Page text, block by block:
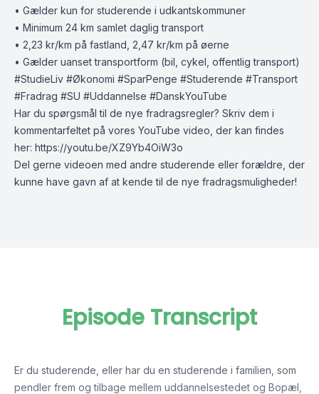
• Gælder kun for studerende i udkantskommuner
• Minimum 24 km samlet daglig transport
• 2,23 kr/km på fastland, 2,47 kr/km på øerne
• Gælder uanset transportform (bil, cykel, offentlig transport)
#StudieLiv #Økonomi #SparPenge #Studerende #Transport
#Fradrag #SU #Uddannelse #DanskYouTube
Har du spørgsmål til de nye fradragsregler? Skriv dem i
kommentarfeltet på vores YouTube video, der kan findes
her: https://youtu.be/XZ9Yb4OiW3o
Del gerne videoen med andre studerende eller forældre, der
kunne have gavn af at kende til de nye fradragsmuligheder!
Episode Transcript
Er du studerende, eller har du en studerende i familien, som
pendler frem og tilbage mellem uddannelsestedet og Bopæl,